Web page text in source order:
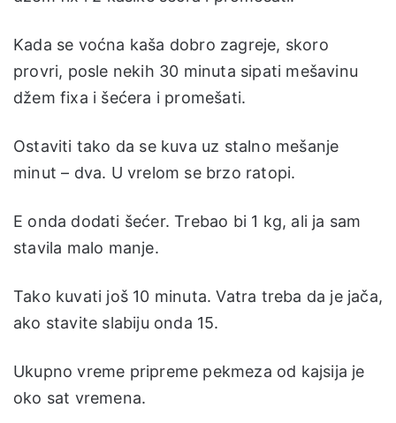
Kada se voćna kaša dobro zagreje, skoro
provri, posle nekih 30 minuta sipati mešavinu
džem fixa i šećera i promešati.
Ostaviti tako da se kuva uz stalno mešanje
minut – dva. U vrelom se brzo ratopi.
E onda dodati šećer. Trebao bi 1 kg, ali ja sam
stavila malo manje.
Tako kuvati još 10 minuta. Vatra treba da je jača,
ako stavite slabiju onda 15.
Ukupno vreme pripreme pekmeza od kajsija je
oko sat vremena.